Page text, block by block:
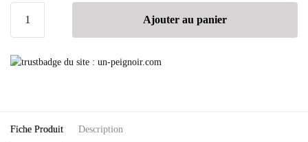
Ajouter au panier
Fiche Produit Description